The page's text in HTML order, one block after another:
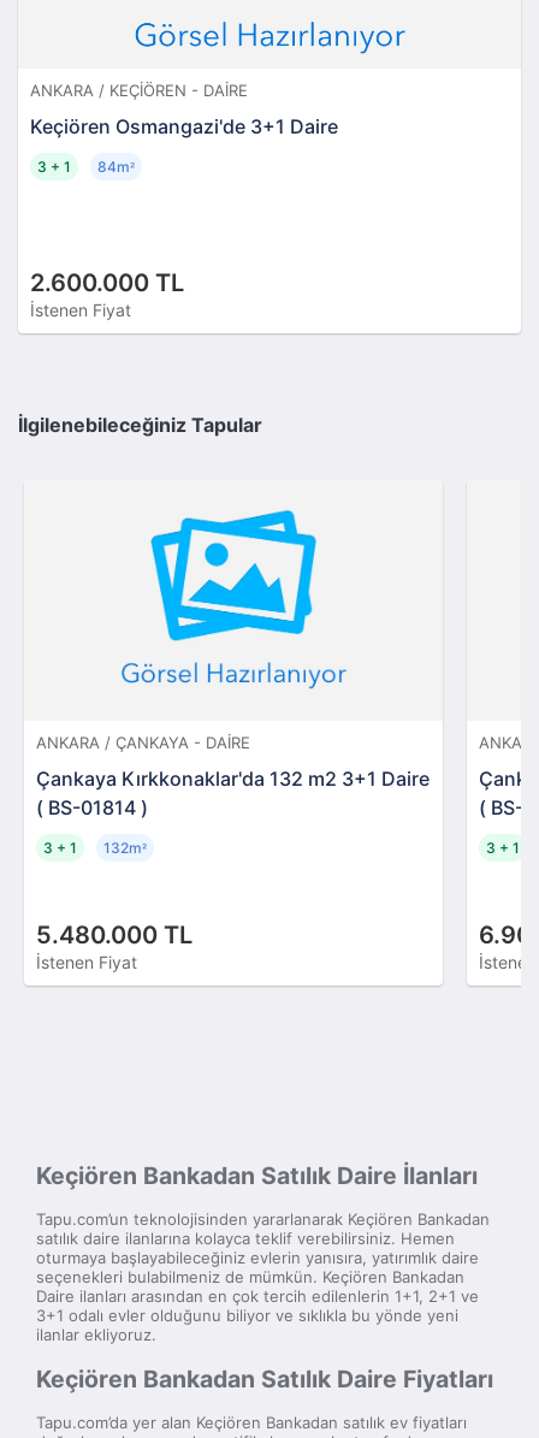
ANKARA / KEÇIÖREN - DAIRE
Keçiören Osmangazi'de 3+1 Daire
2.600.000 TL
İstenen Fiyat
3 + 1 84m²
İlgilenebileceğiniz Tapular
ANKARA / ÇANKAYA - DAIRE
Çankaya Kırkkonaklar'da 132 m2 3+1 Daire
( BS-01814 )
5.480.000 TL
İstenen Fiyat
3 + 1 132m²
( BS-
3 + 1
Keçiören Bankadan Satılık Daire İlanları
Tapu.com’un teknolojisinden yararlanarak Keçiören Bankadan
satılık daire ilanlarına kolayca teklif verebilirsiniz. Hemen
oturmaya başlayabileceğiniz evlerin yanısıra, yatırımlık daire
seçenekleri bulabilmeniz de mümkün. Keçiören Bankadan
Daire ilanları arasından en çok tercih edilenlerin 1+1, 2+1 ve
3+1 odalı evler olduğunu biliyor ve sıklıkla bu yönde yeni
ilanlar ekliyoruz.
Keçiören Bankadan Satılık Daire Fiyatları
Tapu.com’da yer alan Keçiören Bankadan satılık ev fiyatları